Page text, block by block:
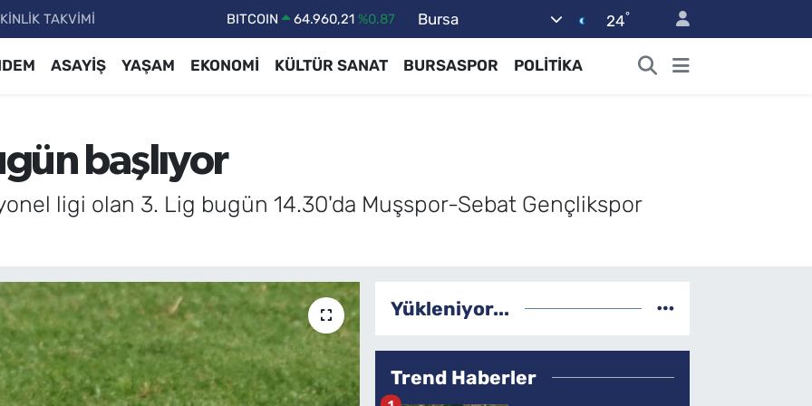
TAKVİMİ DOLAR 47,7436 %0.18
Bursa 24°
ASAYİŞ YAŞAM EKONOMİ KÜLTÜR SANAT BURSASPOR POLİTİKA
başlıyor
ligi olan 3. Lig bugün 14.30'da Muşspor-Sebat Gençlikspor
Yükleniyor...
Trend Haberler